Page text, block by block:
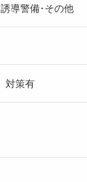
導警備･その他
対策有